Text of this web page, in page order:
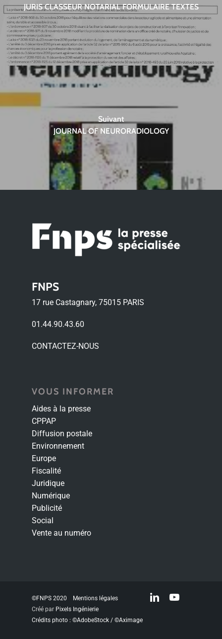
JURIS CLASSEUR NOTARIAL FORMULAIRE TEXTES
Suivant
JOURNAL OF NEURORADIOLOGY
FNPS
17 rue Castagnary, 75015 PARIS
01.44.90.43.60
CONTACTEZ-NOUS
VOUS INFORMER
Aides à la presse
CPPAP
Diffusion postale
Environnement
Europe
Fiscalité
Juridique
Numérique
Publicité
Social
Vente au numéro
©FNPS 2020
Mentions légales
Créé par Pixels Ingénierie
Crédits photo : ©AdobeStock / ©Aximage
linkedinyoutube